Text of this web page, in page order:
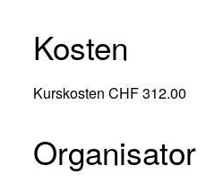
Kosten
Kurskosten CHF 312.00
Organisator